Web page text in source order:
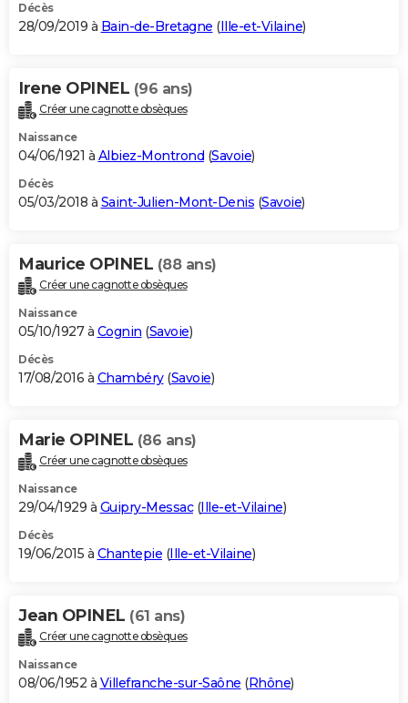
Décès
28/09/2019 à Bain-de-Bretagne (Ille-et-Vilaine)
Irene OPINEL (96 ans)
Créer une cagnotte obsèques
Naissance
04/06/1921 à Albiez-Montrond (Savoie)
Décès
05/03/2018 à Saint-Julien-Mont-Denis (Savoie)
Maurice OPINEL (88 ans)
Créer une cagnotte obsèques
Naissance
05/10/1927 à Cognin (Savoie)
Décès
17/08/2016 à Chambéry(Savoie)
Marie OPINEL (86 ans)
Créer une cagnotte obsèques
Naissance
29/04/1929 à Guipry-Messac(Ille-et-Vilaine)
Décès
19/06/2015 à Chantepie (Ille-et-Vilaine)
Jean OPINEL (61 ans)
Créer une cagnotte obsèques
Naissance
08/06/1952 à Villefranche-sur-Saône (Rhône)